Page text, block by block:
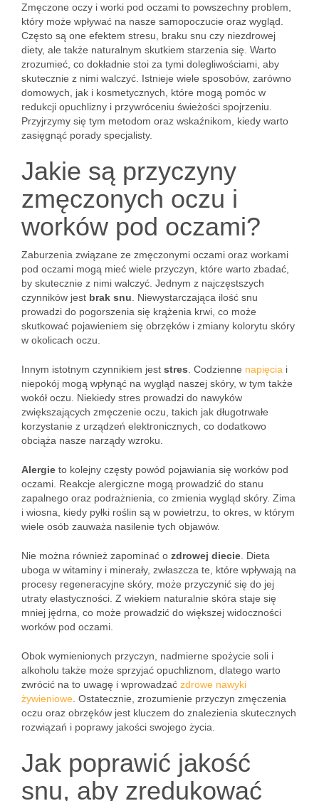
Zmęczone oczy i worki pod oczami to powszechny problem,
który może wpływać na nasze samopoczucie oraz wygląd.
Często są one efektem stresu, braku snu czy niezdrowej
diety, ale także naturalnym skutkiem starzenia się. Warto
zrozumieć, co dokładnie stoi za tymi dolegliwościami, aby
skutecznie z nimi walczyć. Istnieje wiele sposobów, zarówno
domowych, jak i kosmetycznych, które mogą pomóc w
redukcji opuchlizny i przywróceniu świeżości spojrzeniu.
Przyjrzymy się tym metodom oraz wskaźnikom, kiedy warto
zasięgnąć porady specjalisty.
Jakie są przyczyny
zmęczonych oczu i
worków pod oczami?
Zaburzenia związane ze zmęczonymi oczami oraz workami
pod oczami mogą mieć wiele przyczyn, które warto zbadać,
by skutecznie z nimi walczyć. Jednym z najczęstszych
czynników jest brak snu . Niewystarczająca ilość snu
prowadzi do pogorszenia się krążenia krwi, co może
skutkować pojawieniem się obrzęków i zmiany kolorytu skóry
w okolicach oczu.
Innym istotnym czynnikiem jest stres . Codzienne napięcia i
niepokój mogą wpłynąć na wygląd naszej skóry, w tym także
wokół oczu. Niekiedy stres prowadzi do nawyków
zwiększających zmęczenie oczu, takich jak długotrwałe
korzystanie z urządzeń elektronicznych, co dodatkowo
obciąża nasze narządy wzroku.
Alergie to kolejny częsty powód pojawiania się worków pod
oczami. Reakcje alergiczne mogą prowadzić do stanu
zapalnego oraz podrażnienia, co zmienia wygląd skóry. Zima
i wiosna, kiedy pyłki roślin są w powietrzu, to okres, w którym
wiele osób zauważa nasilenie tych objawów.
Nie można również zapominać o zdrowej diecie . Dieta
uboga w witaminy i minerały, zwłaszcza te, które wpływają na
procesy regeneracyjne skóry, może przyczynić się do jej
utraty elastyczności. Z wiekiem naturalnie skóra staje się
mniej jędrna, co może prowadzić do większej widoczności
worków pod oczami.
Obok wymienionych przyczyn, nadmierne spożycie soli i
alkoholu także może sprzyjać opuchliznom, dlatego warto
zwrócić na to uwagę i wprowadzać zdrowe nawyki
żywieniowe . Ostatecznie, zrozumienie przyczyn zmęczenia
oczu oraz obrzęków jest kluczem do znalezienia skutecznych
rozwiązań i poprawy jakości swojego życia.
Jak poprawić jakość
snu, aby zredukować